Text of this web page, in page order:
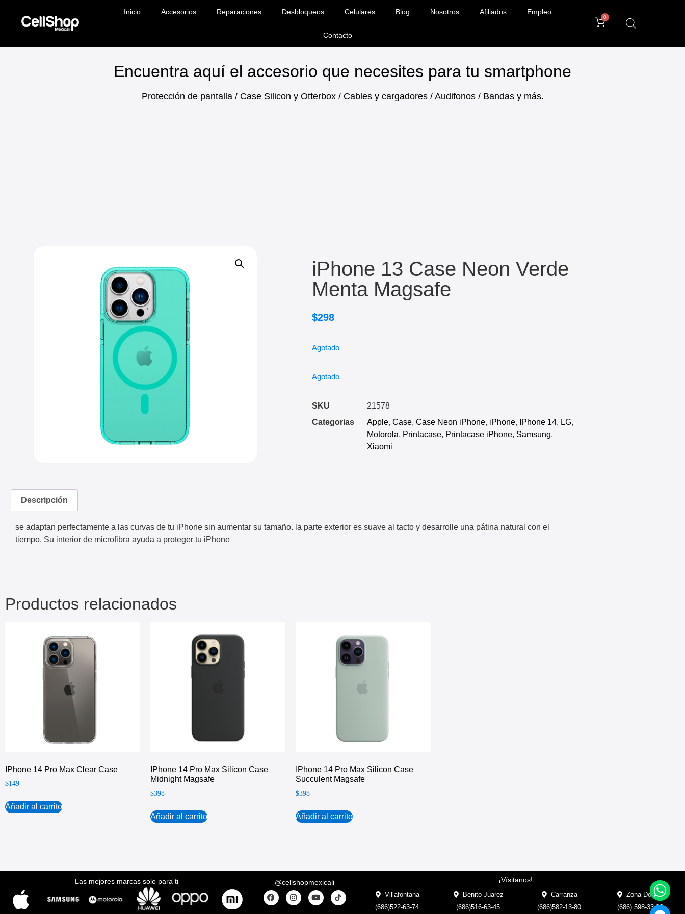
Inicio Accesorios Reparaciones Desbloqueos Celulares Blog Nosotros Afiliados Empleo
Contacto
0
Encuentra aquí el accesorio que necesites para tu smartphone
Protección de pantalla / Case Silicon y Otterbox / Cables y cargadores / Audifonos / Bandas y más.
iPhone 13 Case Neon Verde
Menta Magsafe
$298
Agotado
Agotado
SKU
21578
Categorias
Apple, Case, Case Neon iPhone, iPhone, IPhone 14, LG,
Motorola, Printacase, Printacase iPhone, Samsung,
Xiaomi
Descripción
se adaptan perfectamente a las curvas de tu iPhone sin aumentar su tamaño. la parte exterior es suave al tacto y desarrolle una pátina natural con el
tiempo. Su interior de microfibra ayuda a proteger tu iPhone
Productos relacionados
IPhone 14 Pro Max Clear Case
$149
Añadir al carrito
IPhone 14 Pro Max Silicon Case
Midnight Magsafe
$398
Añadir al carrito
IPhone 14 Pro Max Silicon Case
Succulent Magsafe
$398
Añadir al carrito
Las mejores marcas solo para ti @cellshopmexicali ¡Vísitanos!
Villafontana
(686)522-63-74
Benito Juarez
(686)516-63-45
Carranza
(686)582-13-80
Zona Dorada
(686) 598-33-33